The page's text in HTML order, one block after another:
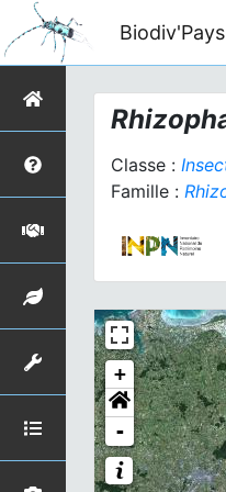
Classe :
Famille :
+
-